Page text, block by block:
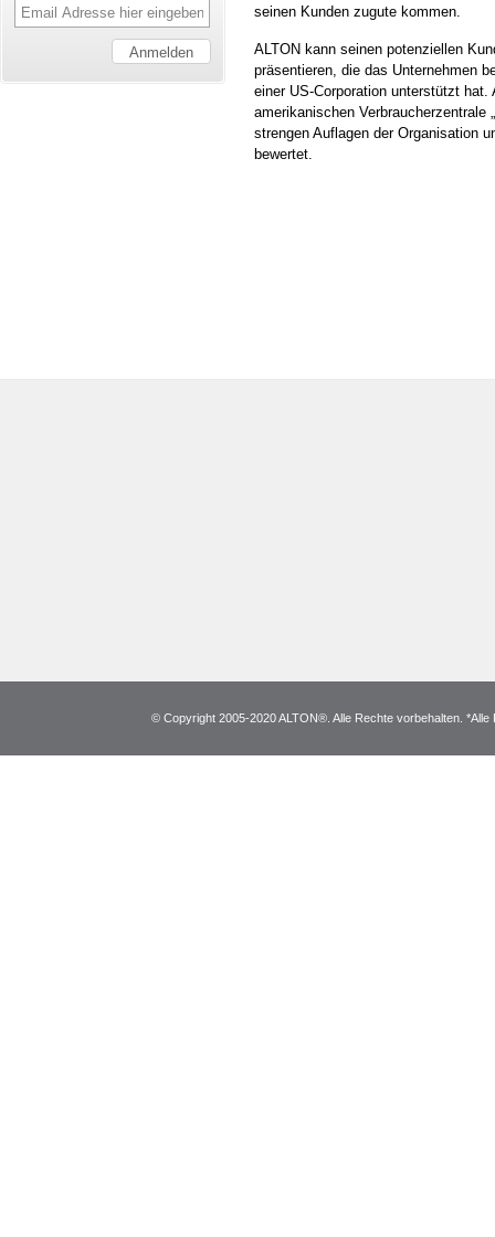
seinen Kunden zugute kommen.
ALTON kann seinen potenziellen
präsentieren, die das Unternehmen
einer US-Corporation unterstützt
amerikanischen Verbraucherzentrale
strengen Auflagen der Organisation
bewertet.
© Copyright 2005-2020 ALTON®. Alle Rechte vorbehalten.